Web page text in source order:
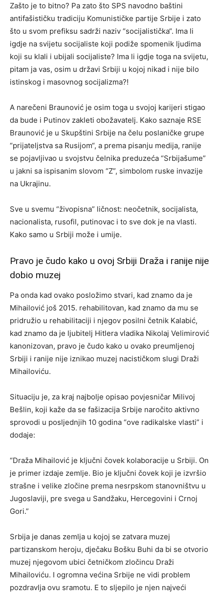
Zašto je to bitno? Pa zato što SPS navodno baštini
antifašističku tradiciju Komunističke partije Srbije i zato
što u svom prefiksu sadrži naziv “socijalistička“. Ima li
igdje na svijetu socijaliste koji podiže spomenik ljudima
koji su klali i ubijali socijaliste? Ima li igdje toga na svijetu,
pitam ja vas, osim u državi Srbiji u kojoj nikad i nije bilo
istinskog i masovnog socijalizma?!
A narečeni Braunović je osim toga u svojoj karijeri stigao
da bude i Putinov zakleti obožavatelj. Kako saznaje RSE
Braunović je u Skupštini Srbije na čelu poslaničke grupe
“prijateljstva sa Rusijom“, a prema pisanju medija, ranije
se pojavljivao u svojstvu čelnika preduzeća “Srbijašume”
u jakni sa ispisanim slovom “Z”, simbolom ruske invazije
na Ukrajinu.
Sve u svemu “živopisna” ličnost: neočetnik, socijalista,
nacionalista, rusofil, putinovac i to sve dok je na vlasti.
Kako samo u Srbiji može i umije.
Pravo je čudo kako u ovoj Srbiji Draža i ranije nije
dobio muzej
Pa onda kad ovako posložimo stvari, kad znamo da je
Mihailović još 2015. rehabilitovan, kad znamo da mu se
pridružio u rehabilitaciji i njegov posilni četnik Kalabić,
kad znamo da je ljubitelj Hitlera vladika Nikolaj Velimirović
kanonizovan, pravo je čudo kako u ovako preumljenoj
Srbiji i ranije nije iznikao muzej nacističkom slugi Draži
Mihailoviću.
Situaciju je, za kraj najbolje opisao povjesničar Milivoj
Bešlin, koji kaže da se fašizacija Srbije naročito aktivno
sprovodi u posljednjih 10 godina “ove radikalske vlasti” i
dodaje:
“Draža Mihailović je ključni čovek kolaboracije u Srbiji. On
je primer izdaje zemlje. Bio je ključni čovek koji je izvršio
strašne i velike zločine prema nesrpskom stanovništvu u
Jugoslaviji, pre svega u Sandžaku, Hercegovini i Crnoj
Gori.”
Srbija je danas zemlja u kojoj se zatvara muzej
partizanskom heroju, dječaku Bošku Buhi da bi se otvorio
muzej njegovom ubici četničkom zločincu Draži
Mihailoviću. I ogromna većina Srbije ne vidi problem
pozdravlja ovu sramotu. E to sljepilo je njen najveći